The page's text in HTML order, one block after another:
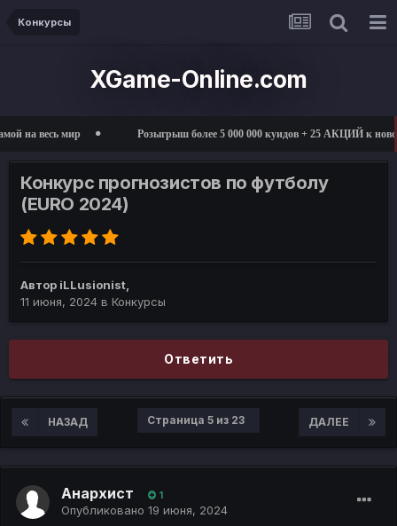
Конкурсы
XGame-Online.com
весь мир Розыгрыш более 5 000 000 куидов + 25 АКЦИЙ к
Конкурс прогнозистов по футболу
(EURO 2024)
Автор iLLusionist,
11 июня, 2024 в Конкурсы
Ответить
НАЗАД ДАЛЕЕ
Страница 5 из 23
Анархист 1
Опубликовано 19 июня, 2024